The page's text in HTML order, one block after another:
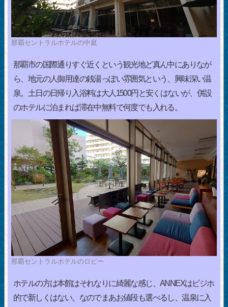
那覇セントラルホテルの中庭
那覇市の国際通りすぐ近くという観光地ど真ん中にありなが
ら、地元の人御用達の銭湯っぽい雰囲気という、興味深い温
泉。土日の日帰り入浴料は大人1500円と安くはないが、併設
のホテルに泊まれば滞在中無料で何度でも入れる。
那覇セントラルホテルのロビー
ホテルの方は本館はそれなりに綺麗な感じ、ANNEXはビジホ
的で新しくはない。なのでまあお値段も選べるし、温泉に入